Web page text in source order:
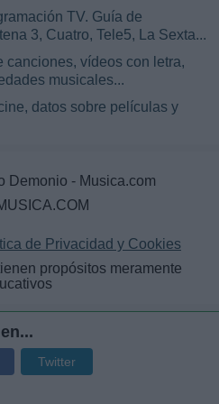
TV. Guía de
3, Cuatro, Tele5, La Sexta...
canciones, vídeos con letra,
musicales...
datos sobre películas y
Demonio - Musica.com
de Privacidad y Cookies
propósitos meramente
Twitter